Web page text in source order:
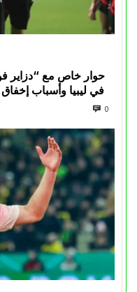
حوار خاص مع “دزاير
في ليبيا وأسباب إخفاق
0